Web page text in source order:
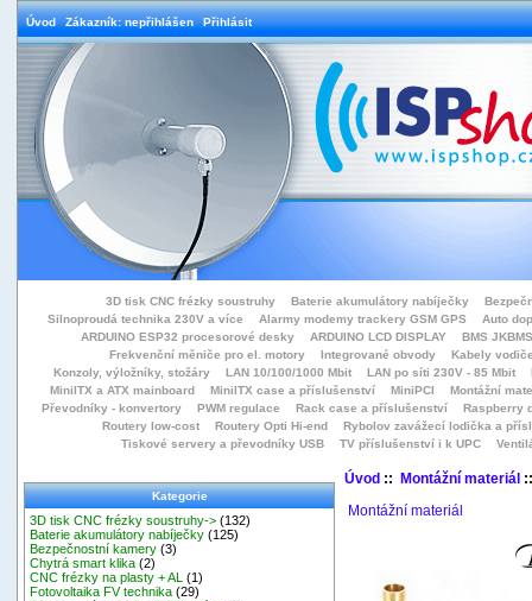
Úvod Zákazník: nepřihlášen Přihlásit
3D tisk CNC frézky soustruhy Baterie akumulátory nabíječky
Silnoproudá technika 230V a více
Alarmy modemy trackery GSM GPS
Auto
ARDUINO ESP32 procesorové desky
ARDUINO LCD DISPLAY
BMS
Frekvenční měniče pro el. motory
Integrované obvody
Kabely
Konzoly, výložníky, stožáry
LAN 10/100/1000 Mbit LAN po síti 230V - 85 Mbit
MiniITX a ATX mainboard
MiniITX case a příslušenství MiniPCI
Montážní
Převodníky - konvertory
PWM regulace Rack case a příslušenství
Raspberry
Routery low-cost
Routery Opti Hi-end
Rybolov zavážecí lodička a přísl
Tiskové servery a převodníky USB
TV příslušenství i k UPC
Kategorie
3D tisk CNC frézky soustruhy-> (132)
Baterie akumulátory nabíječky (125)
Bezpečnostní kamery (3)
Chytrá smart klika (2)
CNC frézky na plasty + AL
(1)
Fotovoltaika FV technika (29)
Úvod:: Montážní materiál::
Montážní materiál